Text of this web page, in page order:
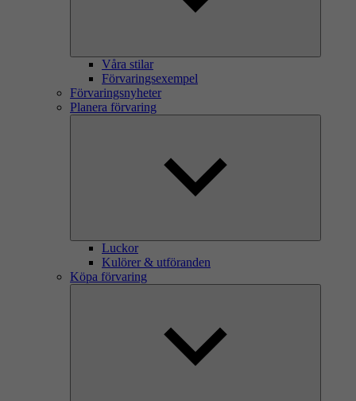
Våra stilar
Förvaringsexempel
Förvaringsnyheter
Planera förvaring
Luckor
Kulörer & utföranden
Köpa förvaring